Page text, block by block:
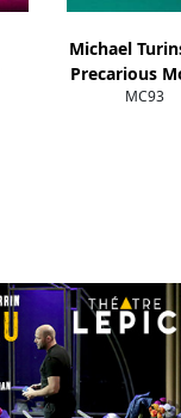
Michael
Precarious
MC93